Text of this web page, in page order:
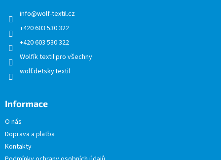
info@wolf-textil.cz
+420 603 530 322
+420 603 530 322
Wolfík textil pro všechny
wolf.detsky.textil
Informace
O nás
Doprava a platba
Kontakty